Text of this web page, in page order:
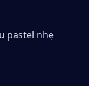
pastel nhẹ